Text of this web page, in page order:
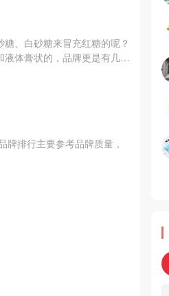
、白砂糖来冒充红糖的呢？
体膏状的，品牌更是有几十
排行主要参考品牌质量，